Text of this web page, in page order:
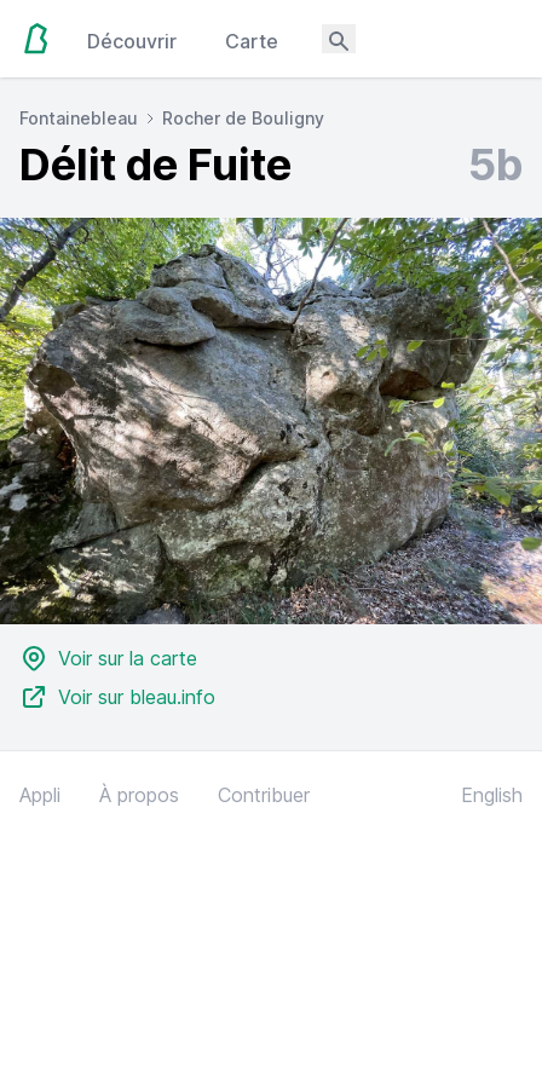
Découvrir Carte
Fontainebleau Rocher de Bouligny
Délit de Fuite 5b
Voir sur la carte
Voir sur bleau.info
Appli À propos Contribuer English